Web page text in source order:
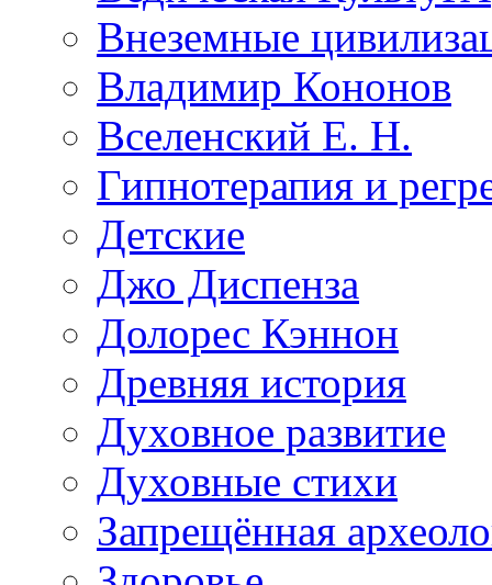
Внеземные
Владимир Кононов
Вселенский Е. Н.
Гипнотерапия и
Детские
Джо Диспенза
Долорес Кэннон
Древняя история
Духовное развитие
Духовные стихи
Запрещённая